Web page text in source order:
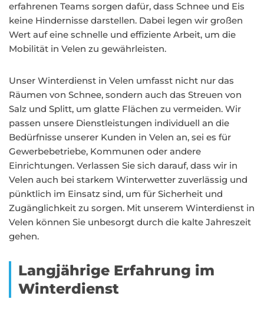
erfahrenen Teams sorgen dafür, dass Schnee und Eis
keine Hindernisse darstellen. Dabei legen wir großen
Wert auf eine schnelle und effiziente Arbeit, um die
Mobilität in Velen zu gewährleisten.
Unser Winterdienst in Velen umfasst nicht nur das
Räumen von Schnee, sondern auch das Streuen von
Salz und Splitt, um glatte Flächen zu vermeiden. Wir
passen unsere Dienstleistungen individuell an die
Bedürfnisse unserer Kunden in Velen an, sei es für
Gewerbebetriebe, Kommunen oder andere
Einrichtungen. Verlassen Sie sich darauf, dass wir in
Velen auch bei starkem Winterwetter zuverlässig und
pünktlich im Einsatz sind, um für Sicherheit und
Zugänglichkeit zu sorgen. Mit unserem Winterdienst in
Velen können Sie unbesorgt durch die kalte Jahreszeit
gehen.
Langjährige Erfahrung im
Winterdienst